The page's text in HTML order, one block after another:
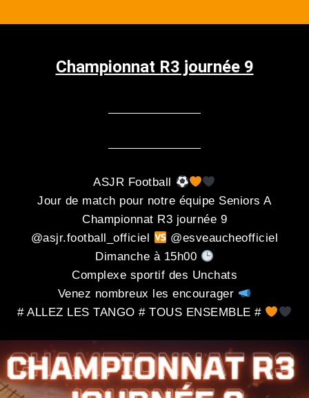
Championnat R3 journée 9
ASJR Football
Jour de match pour notre équipe Seniors A
Championnat R3 journée 9
@asjr.football_officiel
@esveaucheofficiel
Dimanche à 15h00
Complexe sportif des Unchats
Venez nombreux les encourager
# ALLEZ LES TANGO # TOUS ENSEMBLE #